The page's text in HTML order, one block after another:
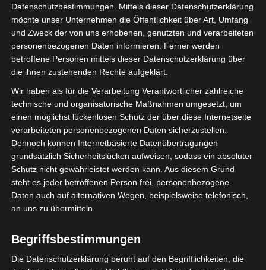
Sie befinden sich hier:Startseite»Club Sportif Sfaxien
(CSS) – Union Sportive de Tataouine (UST)
2 Sep. 2023 -
16:00
Meisterschaft Tunesien 2023/2024 -
Gruppenphase| Spieltag 3
Halbzeit: 1-0
Club Sportif
Sfaxien (CSS) 3
Union Sportive de
Tataouine (UST) 0
Datenschutzbestimmungen. Mittels dieser Datenschutzerklärung
möchte unser Unternehmen die Öffentlichkeit über Art, Umfang
und Zweck der von uns erhobenen, genutzten und verarbeiteten
personenbezogenen Daten informieren. Ferner werden
betroffene Personen mittels dieser Datenschutzerklärung über
die ihnen zustehenden Rechte aufgeklärt.
Wir haben als für die Verarbeitung Verantwortlicher zahlreiche
technische und organisatorische Maßnahmen umgesetzt, um
einen möglichst lückenlosen Schutz der über diese Internetseite
verarbeiteten personenbezogenen Daten sicherzustellen.
Dennoch können Internetbasierte Datenübertragungen
grundsätzlich Sicherheitslücken aufweisen, sodass ein absoluter
Schutz nicht gewährleistet werden kann. Aus diesem Grund
steht es jeder betroffenen Person frei, personenbezogene
Daten auch auf alternativen Wegen, beispielsweise telefonisch,
an uns zu übermitteln.
Begriffsbestimmungen
Die Datenschutzerklärung beruht auf den Begrifflichkeiten, die